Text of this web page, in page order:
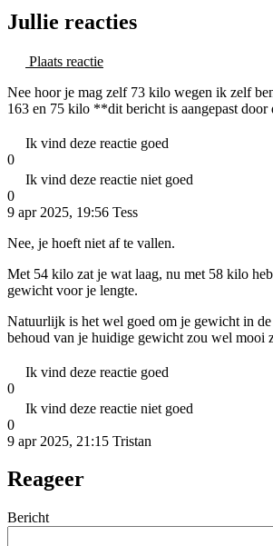
Jullie reacties
Plaats reactie
Nee hoor je mag zelf 73 kilo wegen ik zelf
163 en 75 kilo **dit bericht is aangepast door
Ik vind deze reactie goed
0
Ik vind deze reactie niet goed
0
9 apr 2025, 19:56 Tess
Nee, je hoeft niet af te vallen.
Met 54 kilo zat je wat laag, nu met 58 kilo
gewicht voor je lengte.
Natuurlijk is het wel goed om je gewicht in de
behoud van je huidige gewicht zou wel mooi
Ik vind deze reactie goed
0
Ik vind deze reactie niet goed
0
9 apr 2025, 21:15 Tristan
Reageer
Bericht